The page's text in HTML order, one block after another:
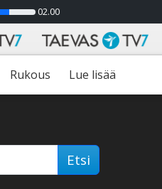
02.00
Rukous Lue lisää
Etsi